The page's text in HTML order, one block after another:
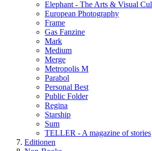
Elephant - The Arts & Visual
European Photography
Frame
Gas Fanzine
Mark
Medium
Merge
Metropolis M
Parabol
Personal Best
Public Folder
Regina
Starship
Sum
TELLER - A magazine of stories
Editionen